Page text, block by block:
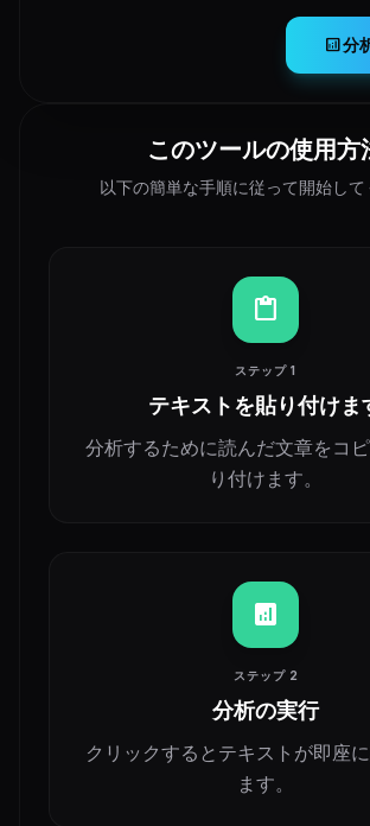
analytics分
このツールの使用方
以下の簡単な手順に従って開始して
content_paste
ステップ 1
テキストを貼り付けま
分析するために読んだ文章をコ
り付けます。
analytics
ステップ 2
分析の実行
クリックするとテキストが即座
ます。